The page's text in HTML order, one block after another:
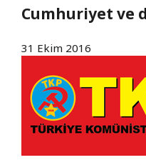
Cumhuriyet ve
31 Ekim 2016